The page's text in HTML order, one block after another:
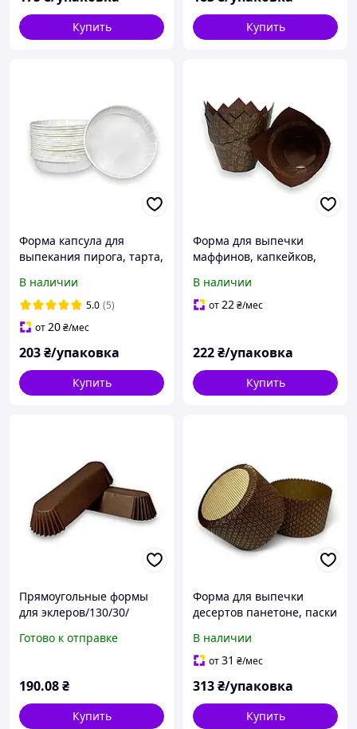
Купить Купить
Форма капсула для
выпекания пирога, тарта,
70г/м2
силиконизированная
В наличии
5.0 (5)
от20₴/мес
203₴/упаковка
Купить
Форма для выпечки
маффинов, капкейков,
бумажная «Тюльпан с
бортом» темно-
В наличии
от22₴/мес
222₴/упаковка
Купить
Прямоугольные формы
для эклеров/130/30/
штук/40 г/м2/ бумажные
Готово к отправке
190.08₴
Купить
Форма для выпечки
десертов панетоне, паски
Ø150мм, высота 100мм
темно-коричневая с
штук
В наличии
от31 ₴/мес
313₴/упаковка
Купить